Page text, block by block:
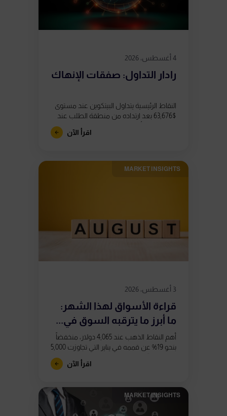
4 أغسطس، 2026
رادار التداول: صفقات الإنهاك
النقاط الرئيسية يتداول البيتكوين عند مستوى
$63,676 بعد ارتداده من منطقة الطلب عند
$62,800، إلا أن ظهور ثلاثة تباعدات هبوطية
اقرأ الآن
MARKET INSIGHTS​
3 أغسطس، 2026
قراءة الأسواق لهذا الشهر:
ما أبرز ما يترقبه السوق في...
أهم النقاط الذهب عند 4,065 دولار، منخفضاً
بنحو 19% عن قممه في يناير التي تجاوزت 5,000
دولار. تشكّل تباعدان صعوديان في مؤشر
اقرأ الآن
MARKET INSIGHTS​